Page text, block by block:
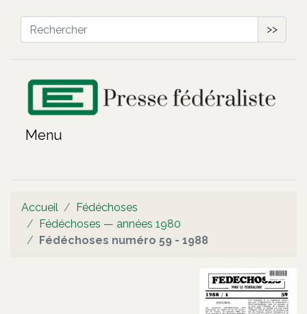
>>
Accueil
Fédéchoses
Fédéchoses — années 1980
Fédéchoses numéro 59 - 1988